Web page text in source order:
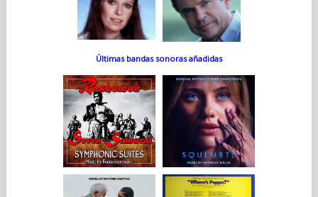
Últimas bandas sonoras añadidas